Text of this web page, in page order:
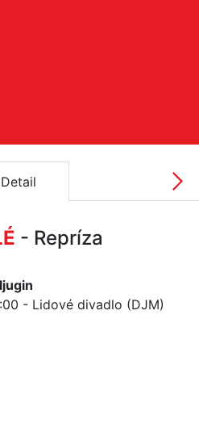
Detail
- Repríza
- Lidové divadlo (DJM)